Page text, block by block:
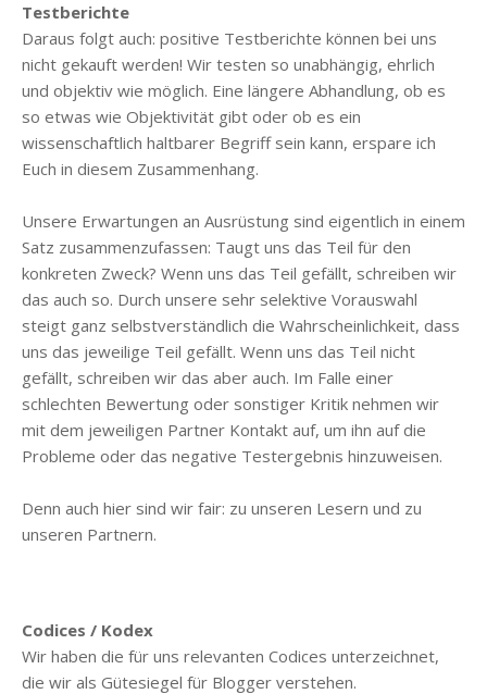
Testberichte
Daraus folgt auch: positive Testberichte können bei uns
nicht gekauft werden! Wir testen so unabhängig, ehrlich
und objektiv wie möglich. Eine längere Abhandlung, ob es
so etwas wie Objektivität gibt oder ob es ein
wissenschaftlich haltbarer Begriff sein kann, erspare ich
Euch in diesem Zusammenhang.
Unsere Erwartungen an Ausrüstung sind eigentlich in einem
Satz zusammenzufassen: Taugt uns das Teil für den
konkreten Zweck? Wenn uns das Teil gefällt, schreiben wir
das auch so. Durch unsere sehr selektive Vorauswahl
steigt ganz selbstverständlich die Wahrscheinlichkeit, dass
uns das jeweilige Teil gefällt. Wenn uns das Teil nicht
gefällt, schreiben wir das aber auch. Im Falle einer
schlechten Bewertung oder sonstiger Kritik nehmen wir
mit dem jeweiligen Partner Kontakt auf, um ihn auf die
Probleme oder das negative Testergebnis hinzuweisen.
Denn auch hier sind wir fair: zu unseren Lesern und zu
unseren Partnern.
Codices / Kodex
Wir haben die für uns relevanten Codices unterzeichnet,
die wir als Gütesiegel für Blogger verstehen.